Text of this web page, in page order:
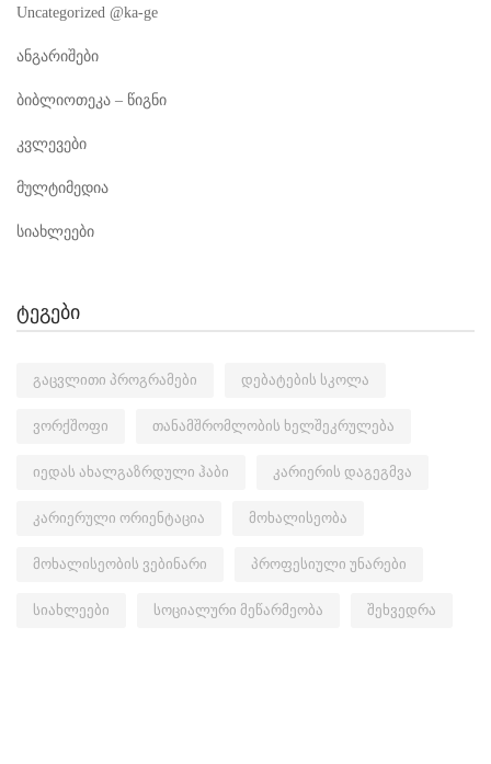
Uncategorized @ka-ge
ანგარიშები
ბიბლიოთეკა – წიგნი
კვლევები
მულტიმედია
სიახლეები
ტეგები
გაცვლითი პროგრამები დებატების სკოლა
ვორქშოფი თანამშრომლობის ხელშეკრულება
იედას ახალგაზრდული ჰაბი კარიერის დაგეგმვა
კარიერული ორიენტაცია მოხალისეობა
მოხალისეობის ვებინარი პროფესიული უნარები
სიახლეები სოციალური მეწარმეობა შეხვედრა